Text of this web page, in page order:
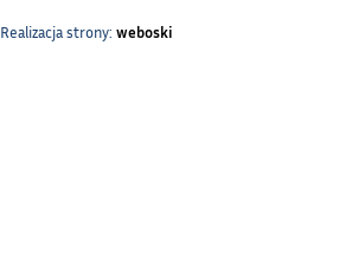
Realizacja strony: weboski